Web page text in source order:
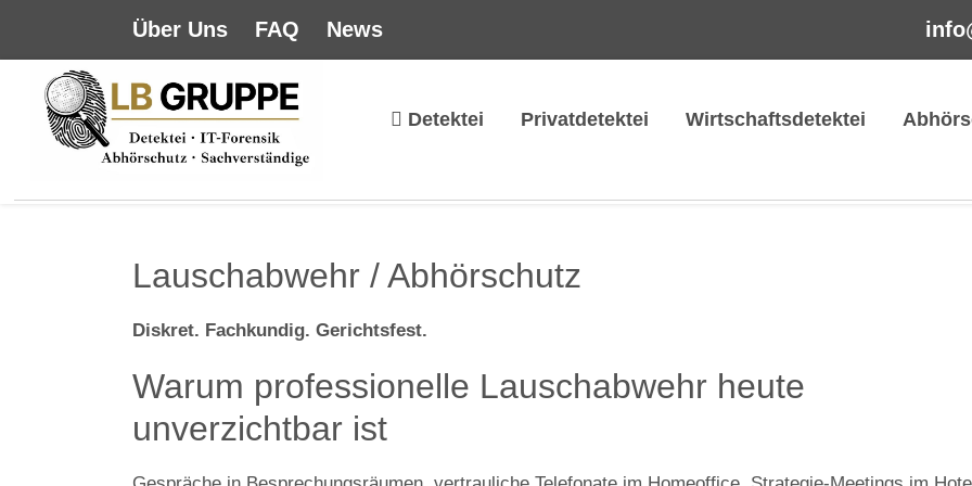
Über Uns FAQ News
Detektei Privatdetektei Wirtschaftsdetektei
Lauschabwehr / Abhörschutz
Diskret. Fachkundig. Gerichtsfest.
Warum professionelle Lauschabwehr heute
unverzichtbar ist